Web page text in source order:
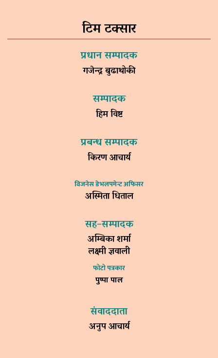
टिम टक्सार
प्रधान सम्पादक
गजेन्द्र बुढाथोकी
सम्पादक
हिम विष्ट
प्रबन्ध सम्पादक
किरण आचार्य
विजनेस डेभलपमेन्ट अफिसर
अस्मिता धिताल
सह–सम्पादक
अम्बिका शर्मा
लक्ष्मी ज्ञवाली
फोटो पत्रकार
पुष्पा पाल
संवाददाता
अनुप आचार्य